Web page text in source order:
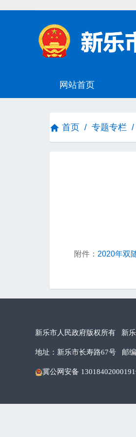
首页 / 专题专栏 /
附件： 2020年双